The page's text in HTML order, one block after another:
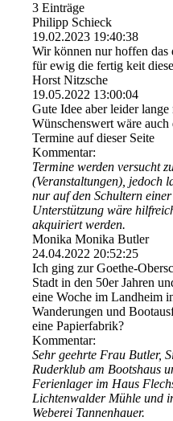
3 Einträge
Philipp Schieck
19.02.2023 19:40:38
Wir können nur hoffen das
für ewig die fertig keit
Horst Nitzsche
19.05.2022 13:00:04
Gute Idee aber leider
Wünschenswert wäre
Termine auf dieser Seite
Kommentar:
Termine werden versucht
(Veranstaltungen), jedoch
nur auf den Schultern
Unterstützung wäre
akquiriert werden.
Monika Monika Butler
24.04.2022 20:52:25
Ich ging zur Goethe-
Stadt in den 50er Jahren
eine Woche im Landheim
Wanderungen und
eine Papierfabrik?
Kommentar:
Sehr geehrte Frau Butler,
Ruderklub am Bootshaus
Ferienlager im Haus
Lichtenwalder Mühle und
Weberei Tannenhauer.